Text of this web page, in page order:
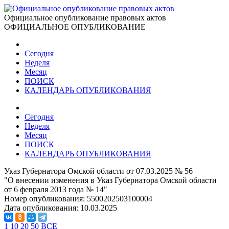
Официальное опубликование правовых актов
ОФИЦИАЛЬНОЕ ОПУБЛИКОВАНИЕ
Сегодня
Неделя
Месяц
ПОИСК
КАЛЕНДАРЬ ОПУБЛИКОВАНИЯ
Сегодня
Неделя
Месяц
ПОИСК
КАЛЕНДАРЬ ОПУБЛИКОВАНИЯ
Указ Губернатора Омской области от 07.03.2025 № 56
"О внесении изменения в Указ Губернатора Омской области
от 6 февраля 2013 года № 14"
Номер опубликования: 5500202503100004
Дата опубликования: 10.03.2025
1 10 20 50 ВСЕ